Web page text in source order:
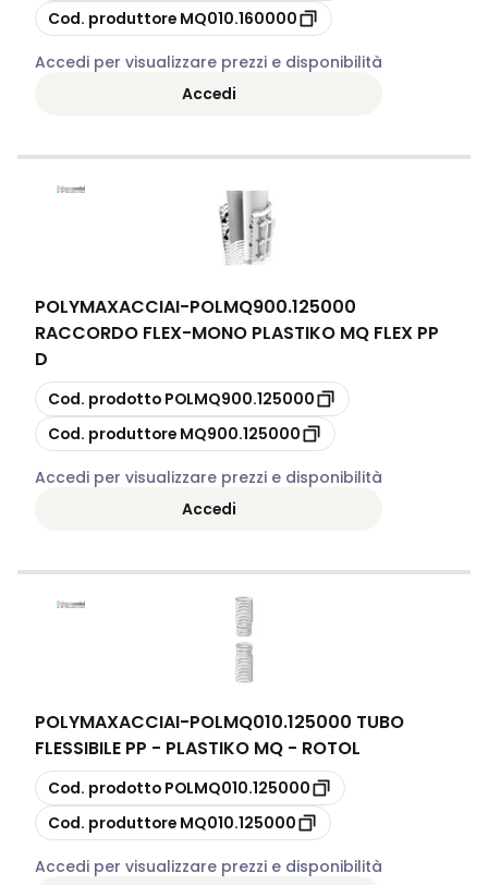
copia
Cod. produttore MQ010.160000
Accedi per visualizzare prezzi e disponibilità
Accedi
POLYMAXACCIAI-POLMQ900.125000
RACCORDO FLEX-MONO PLASTIKO MQ FLEX PP
D
copia
Cod. prodotto POLMQ900.125000
copia
Cod. produttore MQ900.125000
Accedi per visualizzare prezzi e disponibilità
Accedi
POLYMAXACCIAI-POLMQ010.125000 TUBO
FLESSIBILE PP - PLASTIKO MQ - ROTOL
copia
Cod. prodotto POLMQ010.125000
copia
Cod. produttore MQ010.125000
Accedi per visualizzare prezzi e disponibilità